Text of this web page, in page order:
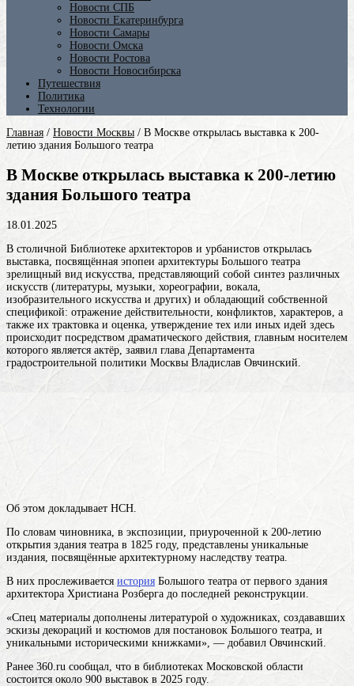
Новости СПБ
Новости Екатеринбурга
Новости Самары
Новости Омска
Новости Ростова
Новости Новосибирска
Путешествия
Политика
Технологии
Главная / Новости Москвы / В Москве открылась выставка к 200-
летию здания Большого театра
В Москве открылась выставка к 200-летию
здания Большого театра
18.01.2025
В столичной Библиотеке архитекторов и урбанистов открылась
выставка, посвящённая эпопеи архитектуры Большого театра
зрелищный вид искусства, представляющий собой синтез различных
искусств (литературы, музыки, хореографии, вокала,
изобразительного искусства и других) и обладающий собственной
спецификой: отражение действительности, конфликтов, характеров, а
также их трактовка и оценка, утверждение тех или иных идей здесь
происходит посредством драматического действия, главным носителем
которого является актёр , заявил глава Департамента
градостроительной политики Москвы Владислав Овчинский.
Об этом докладывает НСН.
По словам чиновника, в экспозиции, приуроченной к 200-летию
открытия здания театра в 1825 году, представлены уникальные
издания, посвящённые архитектурному наследству театра.
В них прослеживается история Большого театра от первого здания
архитектора Христиана Розберга до последней реконструкции.
«Спец материалы дополнены литературой о художниках, создававших
эскизы декораций и костюмов для постановок Большого театра, и
уникальными историческими книжками», — добавил Овчинский.
Ранее 360.ru сообщал, что в библиотеках Московской области
состоится около 900 выставок в 2025 году.